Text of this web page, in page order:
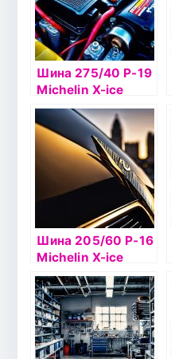
Шина 275/40 Р-19
Michelin X-ice
North 4 105H шип
Шина 205/60 Р-16
Michelin X-ice
North 4 96Т б/к
шип